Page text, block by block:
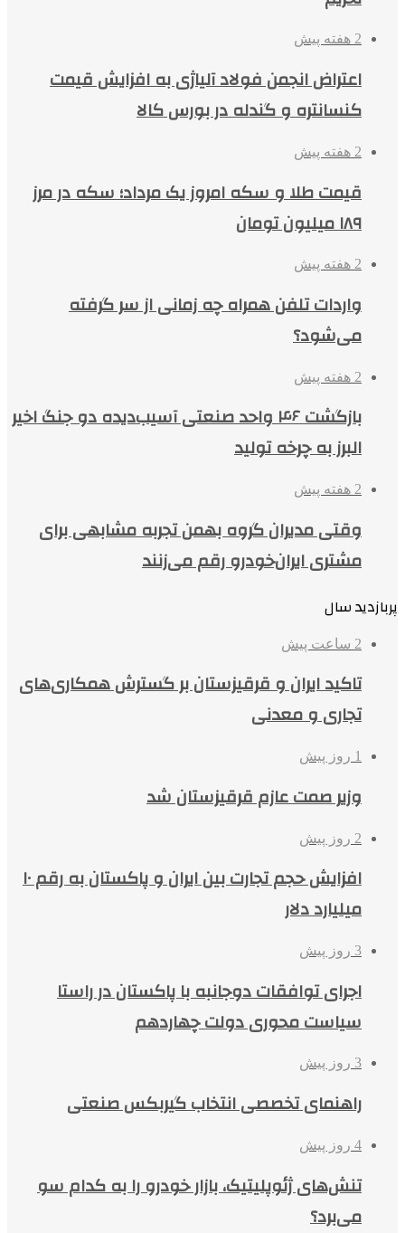
2 هفته پیش
اعتراض انجمن فولاد آلیاژی به افزایش قیمت
کنسانتره و گندله در بورس کالا
2 هفته پیش
قیمت طلا و سکه امروز یک مرداد؛ سکه در مرز
۱۸۹ میلیون تومان
2 هفته پیش
واردات تلفن همراه چه زمانی از سر گرفته
می‌شود؟
2 هفته پیش
بازگشت ۴۶ واحد صنعتی آسیب‌دیده دو جنگ اخیر
البرز به چرخه تولید
2 هفته پیش
وقتی مدیران گروه بهمن تجربه مشابهی برای
مشتری ایران‌خودرو رقم می‌زنند
پربازدید سال
2 ساعت پیش
تاکید ایران و قرقیزستان بر گسترش همکاری‌های
تجاری و معدنی
1 روز پیش
وزیر صمت عازم قرقیزستان شد
2 روز پیش
افزایش حجم تجارت بین ایران و پاکستان به رقم ۱۰
میلیارد دلار
3 روز پیش
اجرای توافقات دوجانبه با پاکستان در راستا
سیاست محوری دولت چهاردهم
3 روز پیش
راهنمای تخصصی انتخاب گیربکس صنعتی
4 روز پیش
تنش‌های ژئوپلیتیک، بازار خودرو را به کدام سو
می‌برد؟